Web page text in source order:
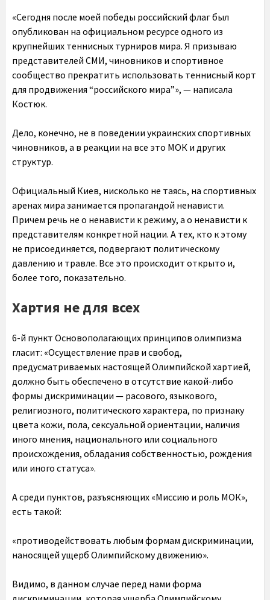
«Сегодня после моей победы российский флаг был
опубликован на официальном ресурсе одного из
крупнейших теннисных турниров мира. Я призываю
представителей СМИ, чиновников и спортивное
сообщество прекратить использовать теннисный корт
для продвижения “российского мира”», — написала
Костюк.
Дело, конечно, не в поведении украинских спортивных
чиновников, а в реакции на все это МОК и других
структур.
Официальный Киев, нисколько не таясь, на спортивных
аренах мира занимается пропагандой ненависти.
Причем речь не о ненависти к режиму, а о ненависти к
представителям конкретной нации. А тех, кто к этому
не присоединяется, подвергают политическому
давлению и травле. Все это происходит открыто и,
более того, показательно.
Хартия не для всех
6-й пункт Основополагающих принципов олимпизма
гласит: «Осуществление прав и свобод,
предусматриваемых настоящей Олимпийской хартией,
должно быть обеспечено в отсутствие какой-либо
формы дискриминации — расового, языкового,
религиозного, политического характера, по признаку
цвета кожи, пола, сексуальной ориентации, наличия
иного мнения, национального или социального
происхождения, обладания собственностью, рождения
или иного статуса».
А среди пунктов, разъясняющих «Миссию и роль МОК»,
есть такой:
«противодействовать любым формам дискриминации,
наносящей ущерб Олимпийскому движению».
Видимо, в данном случае перед нами форма